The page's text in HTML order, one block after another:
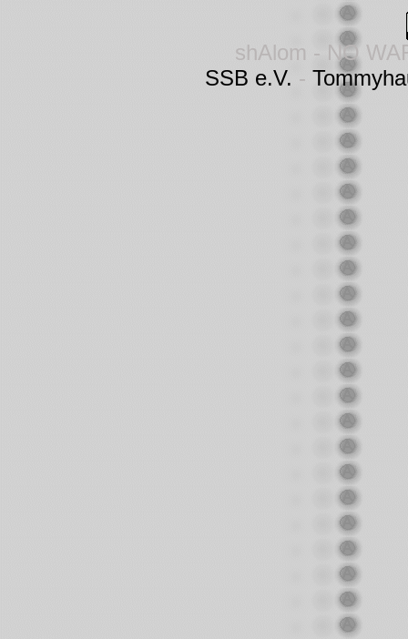
shAlom - NO
SSB e.V. -